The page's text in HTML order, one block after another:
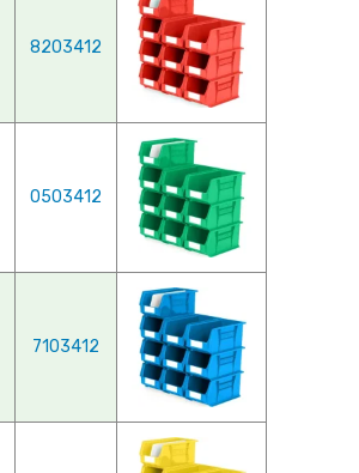
8203412
0503412
7103412